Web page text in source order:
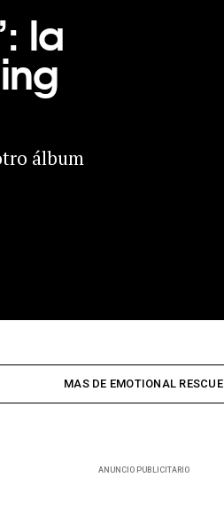
la
álbum
MAS DE EMOTIONAL RESCUE
ANUNCIO PUBLICITARIO